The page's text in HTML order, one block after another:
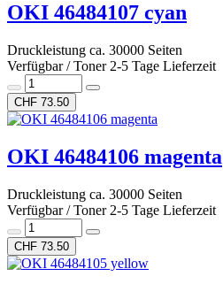
OKI 46484107 cyan
Druckleistung ca. 30000 Seiten
Verfügbar / Toner 2-5 Tage Lieferzeit
CHF 73.50
OKI 46484106 magenta
Druckleistung ca. 30000 Seiten
Verfügbar / Toner 2-5 Tage Lieferzeit
CHF 73.50